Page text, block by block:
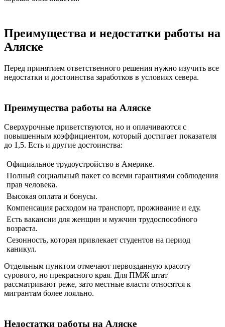
Преимущества и недостатки работы на
Аляске
Перед принятием ответственного решения нужно изучить все
недостатки и достоинства заработков в условиях севера.
Преимущества работы на Аляске
Сверхурочные приветствуются, но и оплачиваются с
повышенным коэффициентом, который достигает показателя
до 1,5. Есть и другие достоинства:
Официальное трудоустройство в Америке.
Полный социальный пакет со всеми гарантиями соблюдения
прав человека.
Высокая оплата и бонусы.
Компенсация расходом на транспорт, проживание и еду.
Есть вакансии для женщин и мужчин трудоспособного
возраста.
Сезонность, которая привлекает студентов на период
каникул.
Отдельным пунктом отмечают первозданную красоту
сурового, но прекрасного края. Для ПМЖ штат
рассматривают реже, зато местные власти относятся к
мигрантам более лояльно.
Недостатки работы на Аляске